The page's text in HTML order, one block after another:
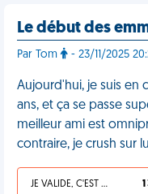
Le début des
Par Tom - 23/11/2025
Aujourd'hui, je suis en
ans, et ça se passe
meilleur ami est
contraire, je crush sur
JE VALIDE, C'EST UNE VDM